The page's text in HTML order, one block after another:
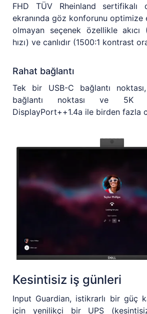
FHD TÜV Rheinland sertifikalı
ekranında göz konforunu optimize
olmayan seçenek özellikle akıcı
hızı) ve canlıdır (1500:1 kontrast
Rahat bağlantı
Tek bir USB-C bağlantı
bağlantı noktası ve 5K
DisplayPort++1.4a ile birden fazla
Kesintisiz iş günleri
Input Guardian, istikrarlı bir güç
için yenilikçi bir UPS